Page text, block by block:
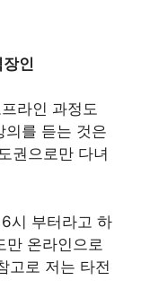
인
라인 과정도
의를 듣는 것은
권으로만 다녀
시 부터라고 하
만 온라인으로
고로 저는 타전